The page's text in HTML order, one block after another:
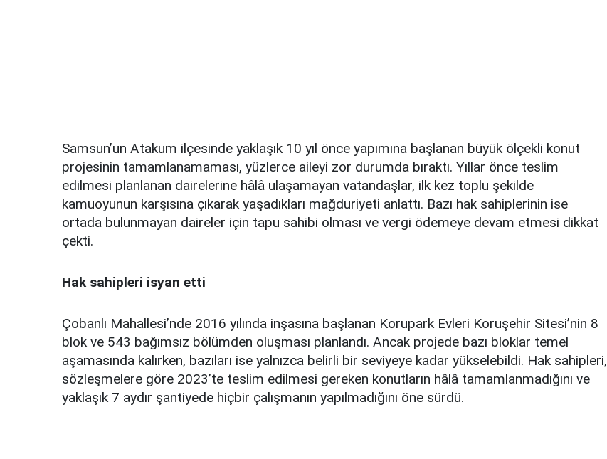
Samsun’un Atakum ilçesinde yaklaşık 10 yıl önce yapımına başlanan büyük ölçekli konut
projesinin tamamlanamaması, yüzlerce aileyi zor durumda bıraktı. Yıllar önce teslim
edilmesi planlanan dairelerine hâlâ ulaşamayan vatandaşlar, ilk kez toplu şekilde
kamuoyunun karşısına çıkarak yaşadıkları mağduriyeti anlattı. Bazı hak sahiplerinin ise
ortada bulunmayan daireler için tapu sahibi olması ve vergi ödemeye devam etmesi dikkat
çekti.
Hak sahipleri isyan etti
Çobanlı Mahallesi’nde 2016 yılında inşasına başlanan Korupark Evleri Koruşehir Sitesi’nin 8
blok ve 543 bağımsız bölümden oluşması planlandı. Ancak projede bazı bloklar temel
aşamasında kalırken, bazıları ise yalnızca belirli bir seviyeye kadar yükselebildi. Hak sahipleri,
sözleşmelere göre 2023’te teslim edilmesi gereken konutların hâlâ tamamlanmadığını ve
yaklaşık 7 aydır şantiyede hiçbir çalışmanın yapılmadığını öne sürdü.